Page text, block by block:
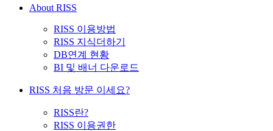
About RISS
RISS 이용방법
RISS 지식더하기
DB연계 현황
BI 및 배너 다운로드
RISS 처음 방문 이세요?
RISS란?
RISS 이용권한